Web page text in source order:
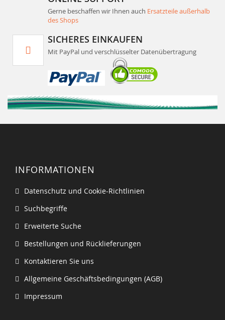
Gerne beschaffen wir Ihnen auch Ersatzteile außerhalb
des Shops
SICHERES EINKAUFEN
Mit PayPal und verschlüsselter Datenübertragung
INFORMATIONEN
Datenschutz und Cookie-Richtlinien
Suchbegriffe
Erweiterte Suche
Bestellungen und Rücklieferungen
Kontaktieren Sie uns
Allgemeine Geschäftsbedingungen (AGB)
Impressum